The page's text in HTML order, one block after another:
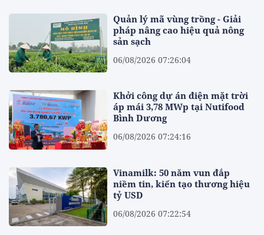
Quản lý mã vùng trồng - Giải
pháp nâng cao hiệu quả nông
sản sạch
06/08/2026 07:26:04
Khởi công dự án điện mặt trời
áp mái 3,78 MWp tại Nutifood
Bình Dương
06/08/2026 07:24:16
Vinamilk: 50 năm vun đắp
niềm tin, kiến tạo thương hiệu
tỷ USD
06/08/2026 07:22:54